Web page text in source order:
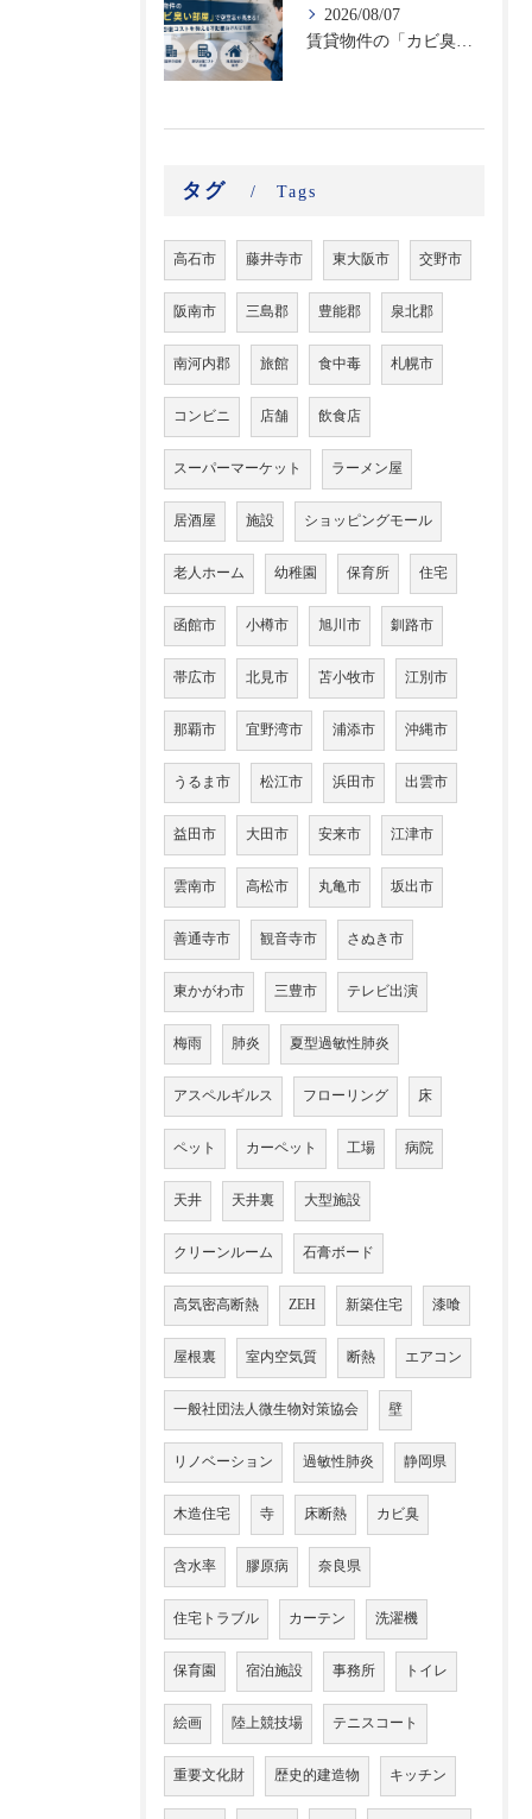
2026/08/07
賃貸物件の「カビ臭い部屋」で空室率が高まる！原状回復コストを抑える不動産向けカビ対策
タグ Tags
高石市 藤井寺市 東大阪市 交野市
阪南市 三島郡 豊能郡 泉北郡
南河内郡 旅館 食中毒 札幌市
コンビニ 店舗 飲食店
スーパーマーケット ラーメン屋
居酒屋 施設 ショッピングモール
老人ホーム 幼稚園 保育所 住宅
函館市 小樽市 旭川市 釧路市
帯広市 北見市 苫小牧市 江別市
那覇市 宜野湾市 浦添市 沖縄市
うるま市 松江市 浜田市 出雲市
益田市 大田市 安来市 江津市
雲南市 高松市 丸亀市 坂出市
善通寺市 観音寺市 さぬき市
東かがわ市 三豊市 テレビ出演
梅雨 肺炎 夏型過敏性肺炎
アスペルギルス フローリング 床
ペット カーペット 工場 病院
天井 天井裏 大型施設
クリーンルーム 石膏ボード
高気密高断熱 ZEH 新築住宅 漆喰
屋根裏 室内空気質 断熱 エアコン
一般社団法人微生物対策協会 壁
リノベーション 過敏性肺炎 静岡県
木造住宅 寺 床断熱 カビ臭
含水率 膠原病 奈良県
住宅トラブル カーテン 洗濯機
保育園 宿泊施設 事務所 トイレ
絵画 陸上競技場 テニスコート
重要文化財 歴史的建造物 キッチン